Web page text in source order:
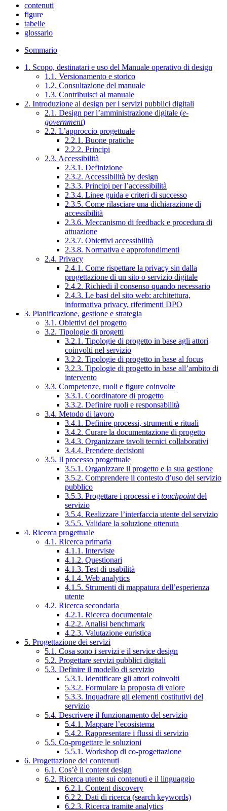
contenuti
figure
tabelle
glossario
Sommario
1. Scopo, destinatari e uso del Manuale operativo di design
1.1. Versionamento e storico
1.2. Consultazione del manuale
1.3. Contribuisci al manuale
2. Introduzione al design per i servizi pubblici digitali
2.1. Design per l’amministrazione digitale (e-
government)
2.2. L’approccio progettuale
2.2.1. Buone pratiche
2.2.2. Principi
2.3. Accessibilità
2.3.1. Definizione
2.3.2. Accessibilità by design
2.3.3. Principi per l’accessibilità
2.3.4. Linee guida e criteri di successo
2.3.5. Come rilasciare una dichiarazione di
accessibilità
2.3.6. Meccanismo di feedback e procedura di
attuazione
2.3.7. Obiettivi accessibilità
2.3.8. Normativa e approfondimenti
2.4. Privacy
2.4.1. Come rispettare la privacy sin dalla
progettazione di un sito o servizio digitale
2.4.2. Richiedi il consenso quando necessario
2.4.3. Le basi del sito web: architettura,
informativa privacy, riferimenti DPO
3. Pianificazione, gestione e strategia
3.1. Obiettivi del progetto
3.2. Tipologie di progetti
3.2.1. Tipologie di progetto in base agli attori
coinvolti nel servizio
3.2.2. Tipologie di progetto in base al focus
3.2.3. Tipologie di progetto in base all’ambito di
intervento
3.3. Competenze, ruoli e figure coinvolte
3.3.1. Coordinatore di progetto
3.3.2. Definire ruoli e responsabilità
3.4. Metodo di lavoro
3.4.1. Definire processi, strumenti e rituali
3.4.2. Curare la documentazione di progetto
3.4.3. Organizzare tavoli tecnici collaborativi
3.4.4. Prendere decisioni
3.5. Il processo progettuale
3.5.1. Organizzare il progetto e la sua gestione
3.5.2. Comprendere il contesto d’uso del servizio
pubblico
3.5.3. Progettare i processi e i touchpointdel
servizio
3.5.4. Realizzare l’interfaccia utente del servizio
3.5.5. Validare la soluzione ottenuta
4. Ricerca progettuale
4.1. Ricerca primaria
4.1.1. Interviste
4.1.2. Questionari
4.1.3. Test di usabilità
4.1.4. Web analytics
4.1.5. Strumenti di mappatura dell’esperienza
utente
4.2. Ricerca secondaria
4.2.1. Ricerca documentale
4.2.2. Analisi benchmark
4.2.3. Valutazione euristica
5. Progettazione dei servizi
5.1. Cosa sono i servizi e il service design
5.2. Progettare servizi pubblici digitali
5.3. Definire il modello di servizio
5.3.1. Identificare gli attori coinvolti
5.3.2. Formulare la proposta di valore
5.3.3. Inquadrare gli elementi costitutivi del
servizio
5.4. Descrivere il funzionamento del servizio
5.4.1. Mappare l’ecosistema
5.4.2. Rappresentare i flussi di servizio
5.5. Co-progettare le soluzioni
5.5.1. Workshop di co-progettazione
6. Progettazione dei contenuti
6.1. Cos’è il content design
6.2. Ricerca utente sui contenuti e il linguaggio
6.2.1. Content discovery
6.2.2. Dati di ricerca (search keywords)
6.2.3. Ricerca tramite analytics